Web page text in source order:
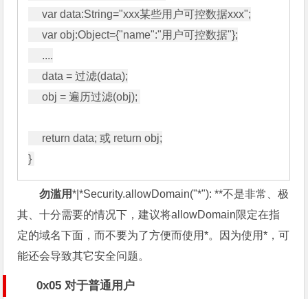
     var data:String="xxx某些用户可控数据xxx";
     var obj:Object={"name":"用户可控数据"};
     data = 过滤(data);
     obj = 遍历过滤(obj);
勿滥用*|*Security.allowDomain("*"): **不是非常、极
其、十分需要的情况下，建议将allowDomain限定在指
定的域名下面，而不要为了方便而使用*。因为使用*，可
能还会导致其它安全问题。
0x05 对于普通用户